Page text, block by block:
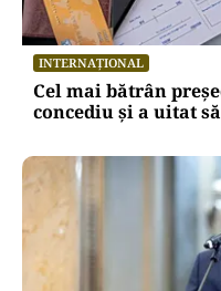
INTERNAȚIONAL
Cel mai bătrân
concediu și a uitat